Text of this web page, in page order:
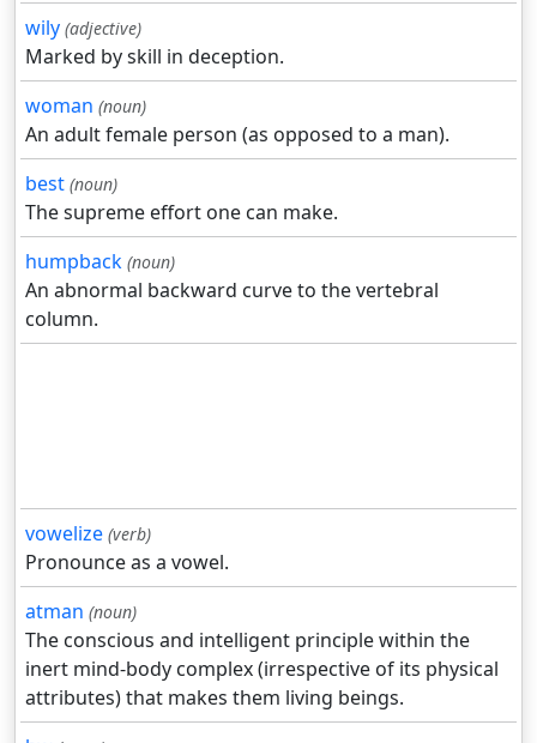
wily (adjective)
Marked by skill in deception.
woman (noun)
An adult female person (as opposed to a man).
best (noun)
The supreme effort one can make.
humpback (noun)
An abnormal backward curve to the vertebral
column.
vowelize (verb)
Pronounce as a vowel.
atman (noun)
The conscious and intelligent principle within the
inert mind-body complex (irrespective of its physical
attributes) that makes them living beings.